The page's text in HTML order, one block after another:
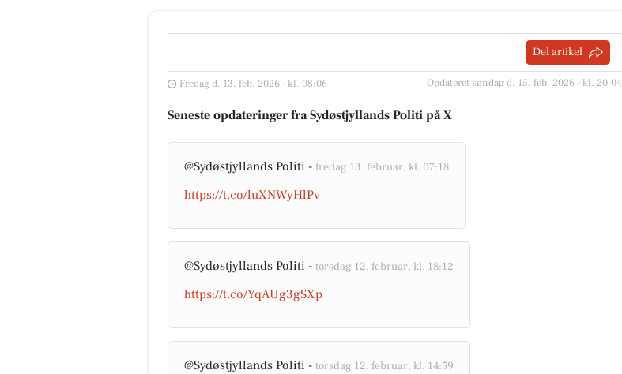
Del artikel
Fredag d. 13. feb. 2026 - kl. 08:06 Opdateret søndag d. 15. feb. 2026 - kl. 20:04
Seneste opdateringer fra Sydøstjyllands Politi på X
@Sydøstjyllands Politi - fredag 13. februar, kl. 07:18
https://t.co/luXNWyHlPv
@Sydøstjyllands Politi - torsdag 12. februar, kl. 18:12
https://t.co/YqAUg3gSXp
@Sydøstjyllands Politi - torsdag 12. februar, kl. 14:59